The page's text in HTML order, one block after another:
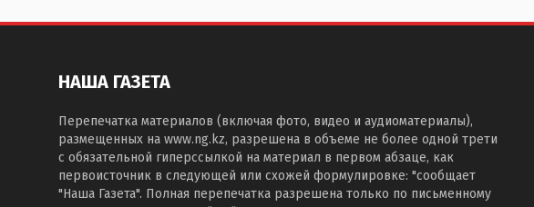
НАША ГАЗЕТА
Перепечатка материалов (включая фото, видео и аудиоматериалы),
размещенных на www.ng.kz, разрешена в объеме не более одной трети
с обязательной гиперссылкой на материал в первом абзаце, как
первоисточник в следующей или схожей формулировке: "сообщает
"Наша Газета". Полная перепечатка разрешена только по письменному